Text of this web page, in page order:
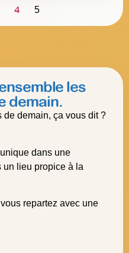
4 5
les
demain.
de demain, ça vous dit ?
dans une
lieu propice à la
repartez avec une